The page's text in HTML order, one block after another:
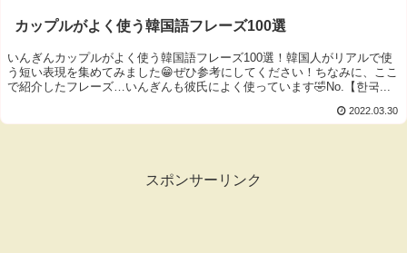
カップルがよく使う韓国語フレーズ100選
いんぎんカップルがよく使う韓国語フレーズ100選！韓国人がリアルで使
う短い表現を集めてみました😁ぜひ参考にしてください！ちなみに、ここ
で紹介したフレーズ…いんぎんも彼氏によく使っています🤣No.【한국...
2022.03.30
スポンサーリンク